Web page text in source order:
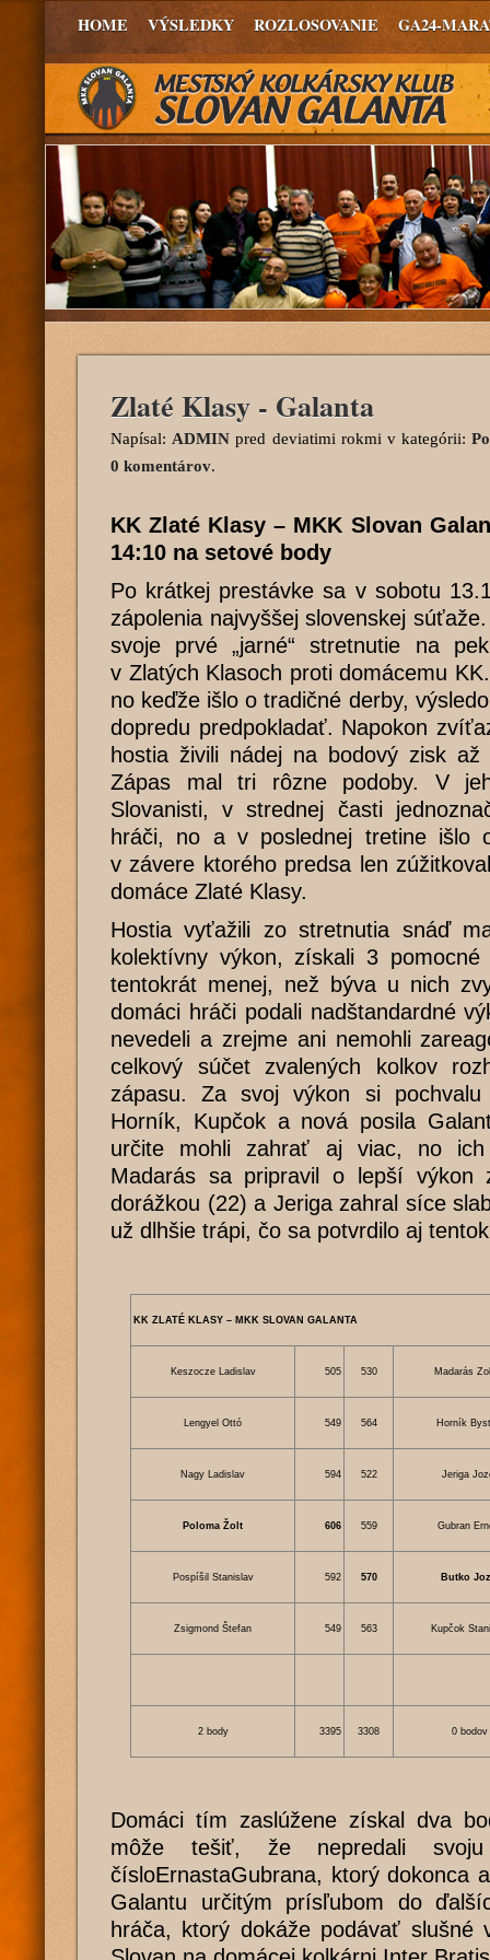
HOME VÝSLEDKY ROZLOSOVANIE GA24-
Zlaté Klasy - Galanta
Napísal: ADMIN pred deviatimi rokmi v kategórii:
0 komentárov.
KK Zlaté Klasy – MKK Slovan
14:10 na setové body
Po krátkej prestávke sa v sobotu
zápolenia najvyššej slovenskej
svoje prvé „jarné“ stretnutie na
v Zlatých Klasoch proti domácemu
no keďže išlo o tradičné derby,
dopredu predpokladať. Napokon
hostia živili nádej na bodový zisk
Zápas mal tri rôzne podoby. V
Slovanisti, v strednej časti
hráči, no a v poslednej tretine išlo
v závere ktorého predsa len
domáce Zlaté Klasy.
Hostia vyťažili zo stretnutia snáď
kolektívny výkon, získali 3
tentokrát menej, než býva u nich
domáci hráči podali nadštandardné
nevedeli a zrejme ani nemohli
celkový súčet zvalených kolkov
zápasu. Za svoj výkon si
Horník, Kupčok a nová posila
určite mohli zahrať aj viac, no ich
Madarás sa pripravil o lepší výkon
dorážkou (22) a Jeriga zahral síce
už dlhšie trápi, čo sa potvrdilo aj
KK ZLATÉ KLASY – MKK SLOVAN GALANTA
Keszocze Ladislav 505 530 Madarás
Lengyel Ottó 549 564 Horník
Nagy Ladislav 594 522 Jeriga
Poloma Žolt 606 559 Gubran
Pospíšil Stanislav 592 570 Butko
Zsigmond Štefan 549 563 Kupčok
2 body 3395 3308 0 bodov
Domáci tím zaslúžene získal dva
môže tešiť, že nepredali
čísloErnastaGubrana, ktorý dokonca
Galantu určitým prísľubom do
hráča, ktorý dokáže podávať slušné